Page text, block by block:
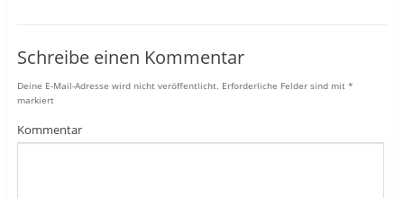
Schreibe einen Kommentar
Deine E-Mail-Adresse wird nicht veröffentlicht. Erforderliche Felder sind mit *
markiert
Kommentar